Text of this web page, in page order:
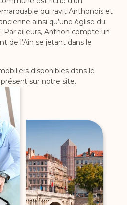
qui ravit Anthonois et
ainsi qu’une église du
Par ailleurs, Anthon compte un
de l’Ain se jetant dans le
disponibles dans le
sur notre site.